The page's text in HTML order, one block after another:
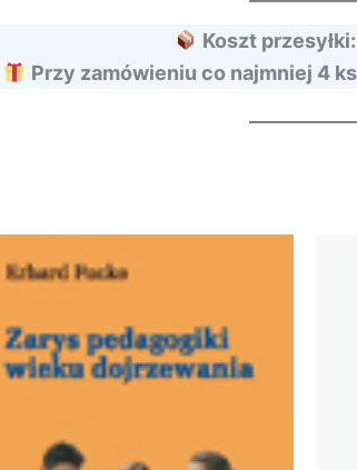
Koszt przesyłki:
Przy zamówieniu co najmniej 4